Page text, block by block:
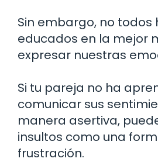
Sin embargo, no todos
educados en la mejor
expresar nuestras
Si tu pareja no ha
comunicar sus
manera asertiva,
insultos como una
frustración.